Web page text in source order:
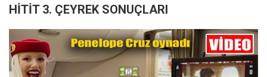
HİTİT 3. ÇEYREK SONUÇLARI